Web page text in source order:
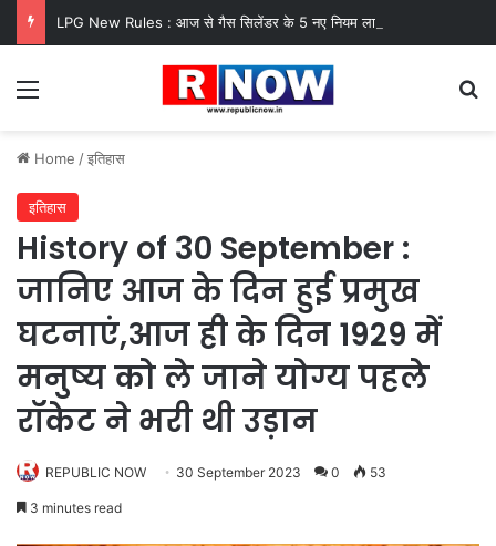
Menu
Home /इतिहास
इतिहास
History of 30 September :
जानिए आज के दिन हुई प्रमुख
घटनाएं,आज ही के दिन 1929 में
मनुष्य को ले जाने योग्य पहले
रॉकेट ने भरी थी उड़ान
REPUBLIC NOW 30 September 2023 0 53
3 minutes read